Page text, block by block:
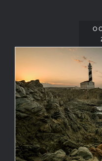
contenido
Faro de